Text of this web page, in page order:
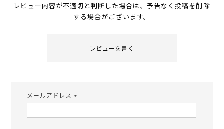
レビュー内容が不適切と判断した場合は、予告なく投稿を削除
する場合がございます。
レビューを書く
メールアドレス
須)